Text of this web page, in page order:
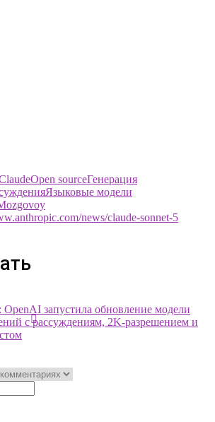
Open sourceГенерация
Языковые модели
news/claude-sonnet-5
OpenAI запустила обновление модели
с рассуждениям, 2K-разрешением и